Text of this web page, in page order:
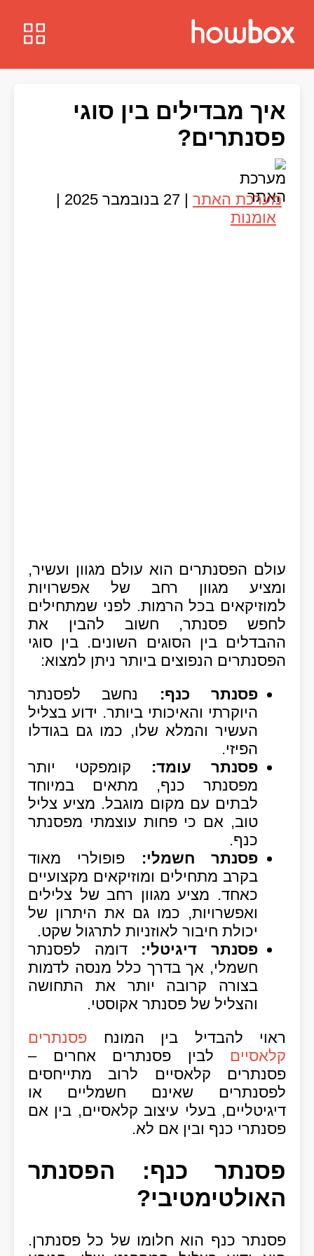
איך מבדילים בין סוגי
פסנתרים?
מערכת האתר | 27 בנובמבר 2025
|
אומנות
עולם הפסנתרים הוא עולם מגוון ועשיר,
ומציע מגוון רחב של אפשרויות
למוזיקאים בכל הרמות. לפני שמתחילים
לחפש פסנתר, חשוב להבין את
ההבדלים בין הסוגים השונים. בין סוגי
הפסנתרים הנפוצים ביותר ניתן למצוא:
פסנתר כנף: נחשב לפסנתר
היוקרתי והאיכותי ביותר. ידוע בצליל
העשיר והמלא שלו, כמו גם בגודלו
הפיזי.
פסנתר עומד: קומפקטי יותר
מפסנתר כנף, מתאים במיוחד
לבתים עם מקום מוגבל. מציע צליל
טוב, אם כי פחות עוצמתי מפסנתר
כנף.
פסנתר חשמלי: פופולרי מאוד
בקרב מתחילים ומוזיקאים מקצועיים
כאחד. מציע מגוון רחב של צלילים
ואפשרויות, כמו גם את היתרון של
יכולת חיבור לאוזניות לתרגול שקט.
פסנתר דיגיטלי: דומה לפסנתר
חשמלי, אך בדרך כלל מנסה לדמות
בצורה קרובה יותר את התחושה
והצליל של פסנתר אקוסטי.
ראוי להבדיל בין המונח פסנתרים
קלאסיים לבין פסנתרים אחרים –
פסנתרים קלאסיים לרוב מתייחסים
לפסנתרים שאינם חשמליים או
דיגיטליים, בעלי עיצוב קלאסיים, בין אם
פסנתרי כנף ובין אם לא.
פסנתר כנף: הפסנתר
האולטימטיבי?
פסנתר כנף הוא חלומו של כל פסנתרן.